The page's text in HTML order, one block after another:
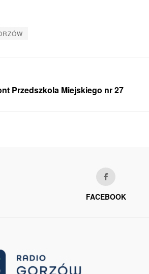
Przedszkola Miejskiego nr 27
FACEBOOK